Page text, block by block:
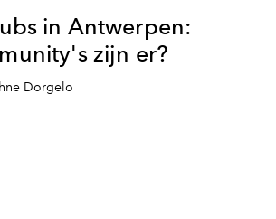
in Antwerpen:
zijn er?
Dorgelo